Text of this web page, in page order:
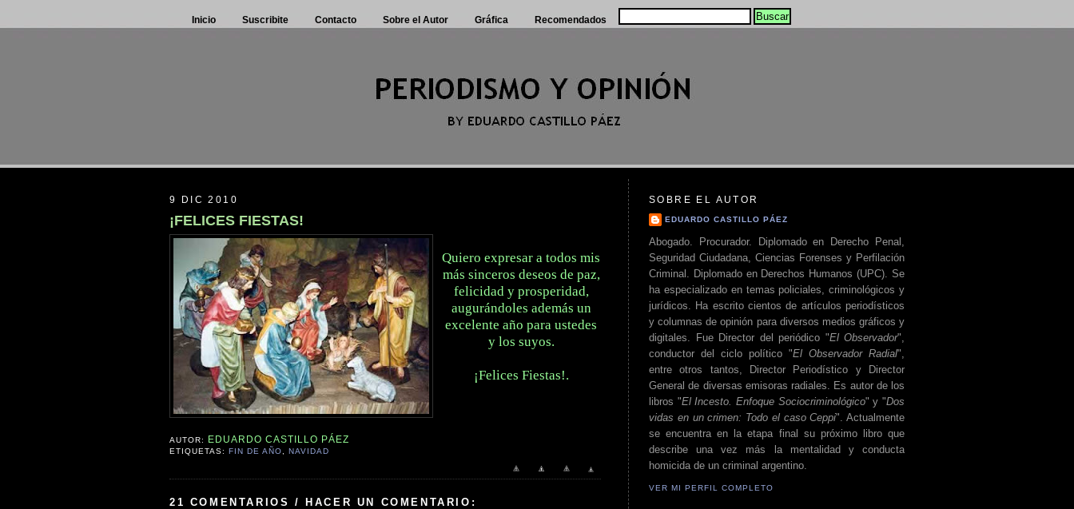
Inicio Suscribite Contacto Sobre el Autor Gráfica Recomendados
9 DIC 2010
¡FELICES FIESTAS!
Quiero expresar a todos mis
más sinceros deseos de paz,
felicidad y prosperidad,
augurándoles además un
excelente año para ustedes
y los suyos.
¡Felices Fiestas!.
AUTOR: EDUARDO CASTILLO PÁEZ
ETIQUETAS:FIN DE AÑO ,NAVIDAD
21 COMENTARIOS / HACER UN COMENTARIO:
SOBRE EL AUTOR
EDUARDO CASTILLO PÁEZ
Abogado. Procurador. Diplomado en Derecho Penal,
Seguridad Ciudadana, Ciencias Forenses y Perfilación
Criminal. Diplomado en Derechos Humanos (UPC). Se
ha especializado en temas policiales, criminológicos y
jurídicos. Ha escrito cientos de artículos periodísticos
y columnas de opinión para diversos medios gráficos y
digitales. Fue Director del periódico "El Observador",
conductor del ciclo político "El Observador Radial",
entre otros tantos, Director Periodístico y Director
General de diversas emisoras radiales. Es autor de los
libros "El Incesto. Enfoque Sociocriminológico" y "Dos
vidas en un crimen: Todo el caso Ceppi". Actualmente
se encuentra en la etapa final su próximo libro que
describe una vez más la mentalidad y conducta
homicida de un criminal argentino.
VER MI PERFIL COMPLETO